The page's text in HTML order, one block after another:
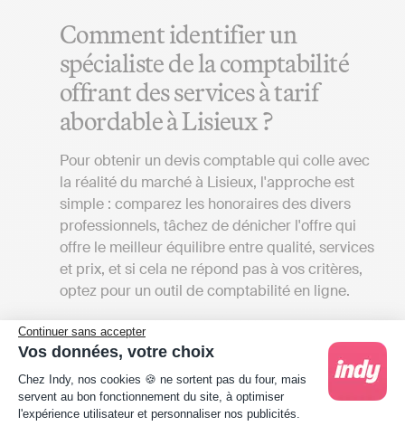
Continuer sans accepter
Vos données, votre choix
Plateforme de Gestion du Consentement :
Chez Indy, nos cookies 🍪 ne sortent pas du four, mais
servent au bon fonctionnement du site, à optimiser
l'expérience utilisateur et personnaliser nos publicités.
Comment identifier un
spécialiste de la comptabilité
offrant des services à tarif
abordable à Lisieux ?
Pour obtenir un devis comptable qui colle avec
la réalité du marché à Lisieux, l'approche est
simple : comparez les honoraires des divers
professionnels, tâchez de dénicher l'offre qui
offre le meilleur équilibre entre qualité, services
et prix, et si cela ne répond pas à vos critères,
optez pour un outil de comptabilité en ligne.
Comparer les prix des cabinets
d’expert-comptable à Lisieux
Pour obtenir un devis de cabinet comptable qui
reflète la réalité du marché à Lisieux, plusieurs